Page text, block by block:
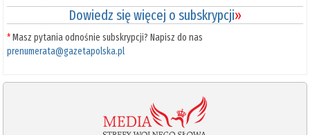
Dowiedz się więcej o subskrypcji»
*Masz pytania odnośnie subskrypcji? Napisz do nas
prenumerata@gazetapolska.pl